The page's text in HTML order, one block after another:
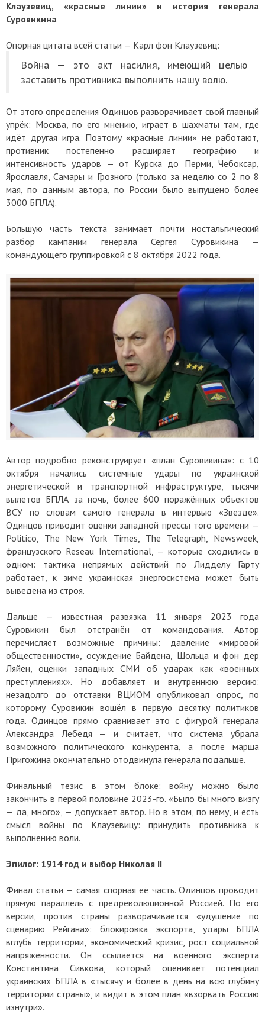
Клаузевиц, «красные линии» и история генерала
Суровикина
Опорная цитата всей статьи — Карл фон Клаузевиц:
Война — это акт насилия, имеющий целью
заставить противника выполнить нашу волю.
От этого определения Одинцов разворачивает свой главный
упрёк: Москва, по его мнению, играет в шахматы там, где
идёт другая игра. Поэтому «красные линии» не работают,
противник постепенно расширяет географию и
интенсивность ударов — от Курска до Перми, Чебоксар,
Ярославля, Самары и Грозного (только за неделю со 2 по 8
мая, по данным автора, по России было выпущено более
3000 БПЛА).
Большую часть текста занимает почти ностальгический
разбор кампании генерала Сергея Суровикина —
командующего группировкой с 8 октября 2022 года.
Автор подробно реконструирует «план Суровикина»: с 10
октября начались системные удары по украинской
энергетической и транспортной инфраструктуре, тысячи
вылетов БПЛА за ночь, более 600 поражённых объектов
ВСУ по словам самого генерала в интервью «Звезде».
Одинцов приводит оценки западной прессы того времени —
Politico, The New York Times, The Telegraph, Newsweek,
французского Reseau International, — которые сходились в
одном: тактика непрямых действий по Лидделу Гарту
работает, к зиме украинская энергосистема может быть
выведена из строя.
Дальше — известная развязка. 11 января 2023 года
Суровикин был отстранён от командования. Автор
перечисляет возможные причины: давление «мировой
общественности», осуждение Байдена, Шольца и фон дер
Ляйен, оценки западных СМИ об ударах как «военных
преступлениях». Но добавляет и внутреннюю версию:
незадолго до отставки ВЦИОМ опубликовал опрос, по
которому Суровикин вошёл в первую десятку политиков
года. Одинцов прямо сравнивает это с фигурой генерала
Александра Лебедя — и считает, что система убрала
возможного политического конкурента, а после марша
Пригожина окончательно отодвинула генерала подальше.
Финальный тезис в этом блоке: войну можно было
закончить в первой половине 2023-го. «Было бы много визгу
— да, много», — допускает автор. Но в этом, по нему, и есть
смысл войны по Клаузевицу: принудить противника к
выполнению воли.
Эпилог: 1914 год и выбор Николая II
Финал статьи — самая спорная её часть. Одинцов проводит
прямую параллель с предреволюционной Россией. По его
версии, против страны разворачивается «удушение по
сценарию Рейгана»: блокировка экспорта, удары БПЛА
вглубь территории, экономический кризис, рост социальной
напряжённости. Он ссылается на военного эксперта
Константина Сивкова, который оценивает потенциал
украинских БПЛА в «тысячу и более в день на всю глубину
территории страны», и видит в этом план «взорвать Россию
изнутри».